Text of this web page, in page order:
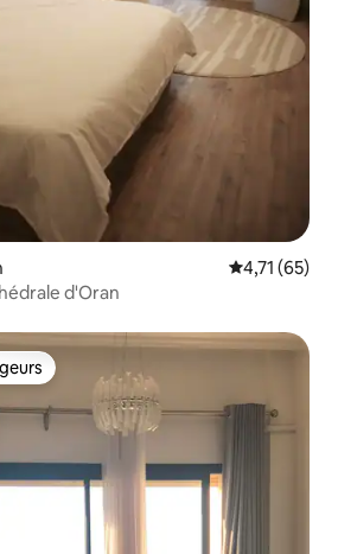
Évaluation
4,71 (65)
d'Oran